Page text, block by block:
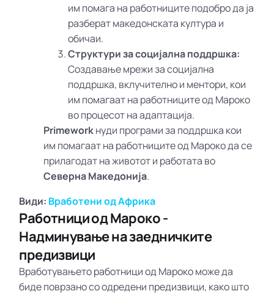
им помага на работниците подобро да ја
разберат македонската култура и
обичаи.
Структури за социјална поддршка:
Создавање мрежи за социјална
поддршка, вклучително и ментори, кои
им помагаат на работниците од Мароко
во процесот на адаптација.
Primeworkнуди програми за поддршка кои
им помагаат на работниците од Мароко да се
прилагодат на животот и работата во
Северна Македонија.
Види: Вработени од Африка
Работници од Мароко -
Надминување на заедничките
предизвици
Вработувањето работници од Мароко може да
биде поврзано со одредени предизвици, како што